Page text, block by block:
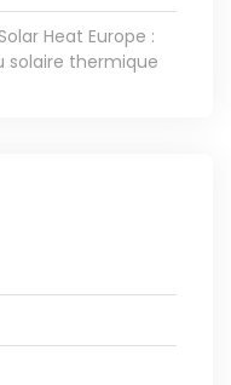
Heat Europe :
solaire thermique